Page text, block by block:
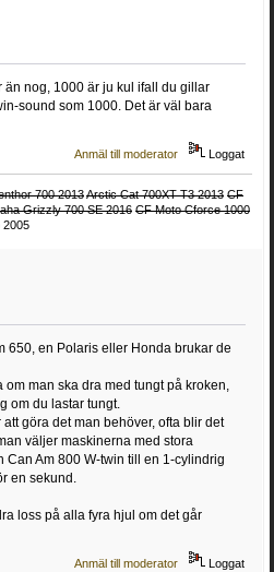
än nog, 1000 är ju kul ifall du gillar
sound som 1000. Det är väl bara
Anmäl till moderator Loggat
700 2013Arctic Cat 700XT T3 2013 CF
Grizzly 700 SE 2016 CF Moto Cforce 1000
2005
650, en Polaris eller Honda brukar de
man ska dra med tungt på kroken,
om du lastar tungt.
göra det man behöver, ofta blir det
väljer maskinerna med stora
Can Am 800 W-twin till en 1-cylindrig
en sekund.
loss på alla fyra hjul om det går
Anmäl till moderator Loggat